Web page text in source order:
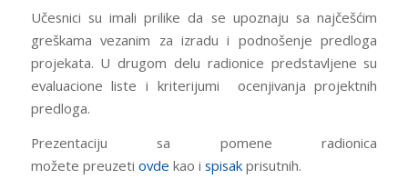
Učesnici su imali prilike da se upoznaju sa najčešćim
greškama vezanim za izradu i podnošenje predloga
projekata. U drugom delu radionice predstavljene su
evaluacione liste i kriterijumi ocenjivanja projektnih
predloga.
Prezentaciju sa pomene radionica
možete preuzeti ovde kao i spisak prisutnih.